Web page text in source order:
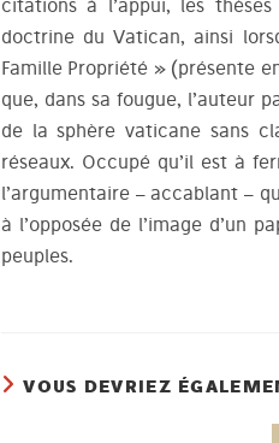
citations à l’appui, les
doctrine du Vatican, ainsi
Famille Propriété » (présente
que, dans sa fougue, l’auteur
de la sphère vaticane sans
réseaux. Occupé qu’il est à
l’argumentaire – accablant –
à l’opposée de l’image d’un
peuples.
VOUS DEVRIEZ